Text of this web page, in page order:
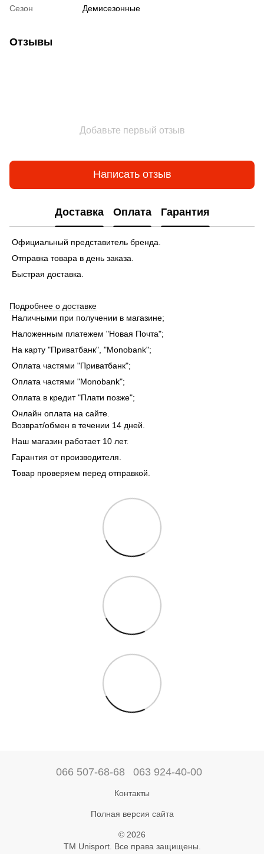
Сезон Демисезонные
Отзывы
Добавьте первый отзыв
Написать отзыв
Доставка Оплата Гарантия
Официальный представитель бренда.
Отправка товара в день заказа.
Быстрая доставка.
Подробнее о доставке
Наличными при получении в магазине;
Наложенным платежем "Новая Почта";
На карту "Приватбанк", "Monobank";
Оплата частями "Приватбанк";
Оплата частями "Monobank";
Оплата в кредит "Плати позже";
Онлайн оплата на сайте.
Возврат/обмен в течении 14 дней.
Наш магазин работает 10 лет.
Гарантия от производителя.
Товар проверяем перед отправкой.
066 507-68-68 063 924-40-00
Контакты
Полная версия сайта
© 2026
ТМ Unisport. Все права защищены.